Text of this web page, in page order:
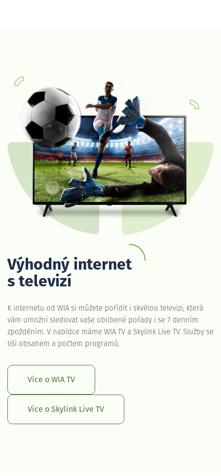
Výhodný internet
s televizí
K internetu od WIA si můžete pořídit i skvělou televizi, která
vám umožní sledovat vaše oblíbené pořady i se 7 denním
zpožděním. V nabídce máme WIA TV a Skylink Live TV. Služby se
liší obsahem a počtem programů.
Více o WIA TV
Více o Skylink Live TV